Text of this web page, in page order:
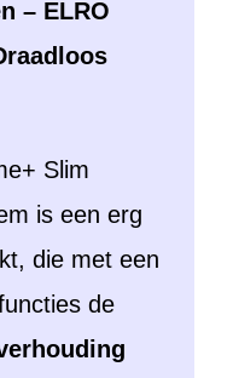
– ELRO
Slim
is een erg
die met een
de